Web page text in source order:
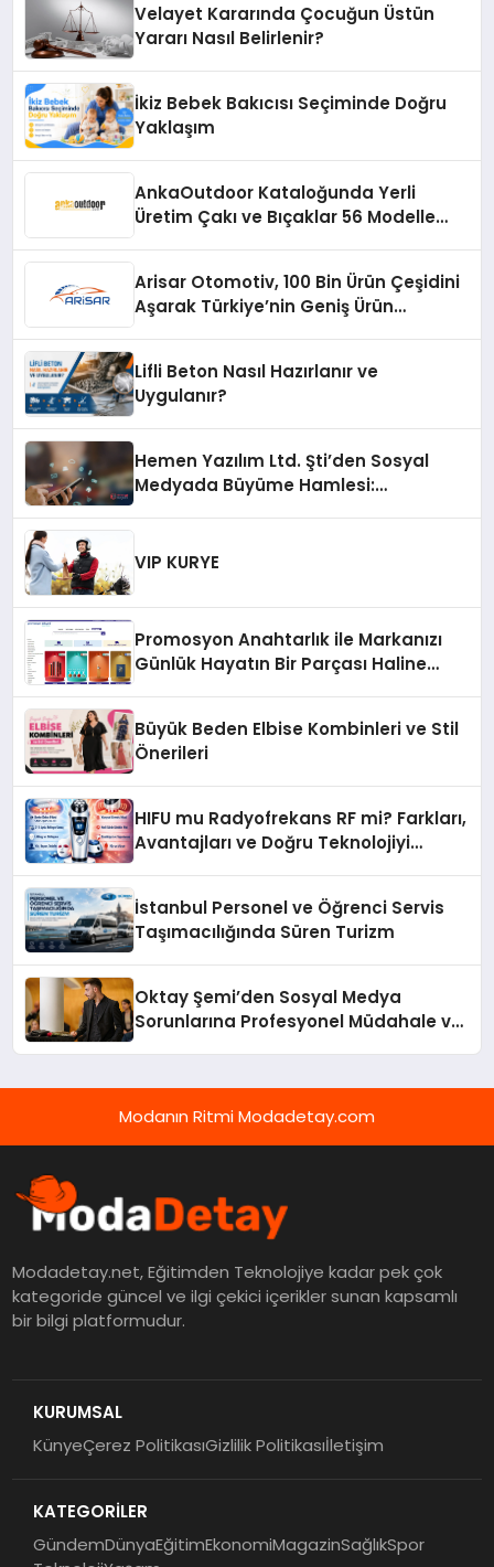
Velayet Kararında Çocuğun Üstün
Yararı Nasıl Belirlenir?
İkiz Bebek Bakıcısı Seçiminde Doğru
Yaklaşım
AnkaOutdoor Kataloğunda Yerli
Üretim Çakı ve Bıçaklar 56 Modelle
Arisar Otomotiv, 100 Bin Ürün Çeşidini
Aşarak Türkiye’nin Geniş Ürün
Lifli Beton Nasıl Hazırlanır ve
Uygulanır?
Hemen Yazılım Ltd. Şti’den Sosyal
Medyada Büyüme Hamlesi:
VIP KURYE
Promosyon Anahtarlık ile Markanızı
Günlük Hayatın Bir Parçası Haline
Büyük Beden Elbise Kombinleri ve Stil
Önerileri
HIFU mu Radyofrekans RF mi? Farkları,
Avantajları ve Doğru Teknolojiyi
İstanbul Personel ve Öğrenci Servis
Taşımacılığında Süren Turizm
Oktay Şemi’den Sosyal Medya
Sorunlarına Profesyonel Müdahale ve
Modanın Ritmi Modadetay.com
Modadetay.net, Eğitimden Teknolojiye kadar pek çok
kategoride güncel ve ilgi çekici içerikler sunan kapsamlı
bir bilgi platformudur.
KURUMSAL
KünyeÇerez PolitikasıGizlilik Politikasıİletişim
KATEGORİLER
GündemDünyaEğitimEkonomiMagazinSağlıkSpor